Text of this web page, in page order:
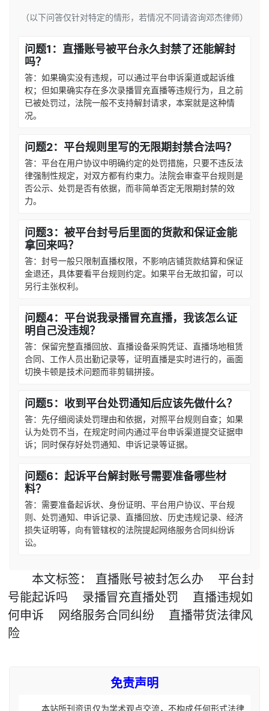
（以下问答仅针对特定的情形，若情况不同请咨询邓杰律师）
问题1：直播账号被平台永久封禁了还能解封
吗？
答：如果确实没有违规，可以通过平台申诉渠道或起诉维
权；但如果确实存在多次录播冒充直播等违规行为，且之前
已被处罚过，法院一般不支持解封请求，本案就是这种情
况。
问题2：平台规则里写的无限期封禁合法吗？
答：平台在用户协议中明确约定的处罚措施，只要不违反法
律强制性规定，对双方都有约束力。法院会审查平台规则是
否公示、处罚是否有依据，而非简单否定无限期封禁的效
力。
问题3：被平台封号后里面的货款和保证金能
拿回来吗？
答：封号一般只限制直播权限，不影响店铺货款结算和保证
金退还，具体要看平台规则约定。如果平台无故扣留，可以
另行主张权利。
问题4：平台说我录播冒充直播，我该怎么证
明自己没违规？
答：保留完整直播回放、直播设备采购凭证、直播场地租赁
合同、工作人员出勤记录等，证明直播是实时进行的，画面
切换卡顿是技术问题而非剪辑拼接。
问题5：收到平台处罚通知后应该先做什么？
答：先仔细阅读处罚理由和依据，对照平台规则自查；如果
认为处罚不当，在规定时间内通过平台申诉渠道提交证据申
诉；同时保存好处罚通知、申诉记录等证据。
问题6：起诉平台解封账号需要准备哪些材
料？
答：需要准备起诉状、身份证明、平台用户协议、平台规
则、处罚通知、申诉记录、直播回放、历史违规记录、经济
损失证明等，向有管辖权的法院提起网络服务合同纠纷诉
讼。
本文标签： 直播账号被封怎么办
平台封
号能起诉吗
录播冒充直播处罚
直播违规如
何申诉
网络服务合同纠纷
直播带货法律风
险
免责声明
本站所刊资讯仅为学术观点交流，不构成任何形式法律